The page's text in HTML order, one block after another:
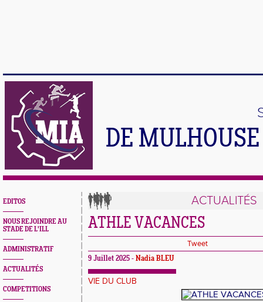
DE
EDITOS
NOUS REJOINDRE AU
STADE DE L'ILL
ADMINISTRATIF
ACTUALITÉS
COMPETITIONS
ACTUALITÉS
ATHLE VACANCES
Tweet
9 Juillet 2025 - Nadia BLEU
VIE DU CLUB